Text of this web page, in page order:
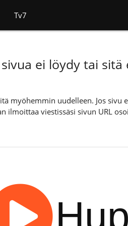
Tv7
ei löydy tai sitä
uudelleen. Jos sivu
ilmoittaa viestissäsi sivun URL